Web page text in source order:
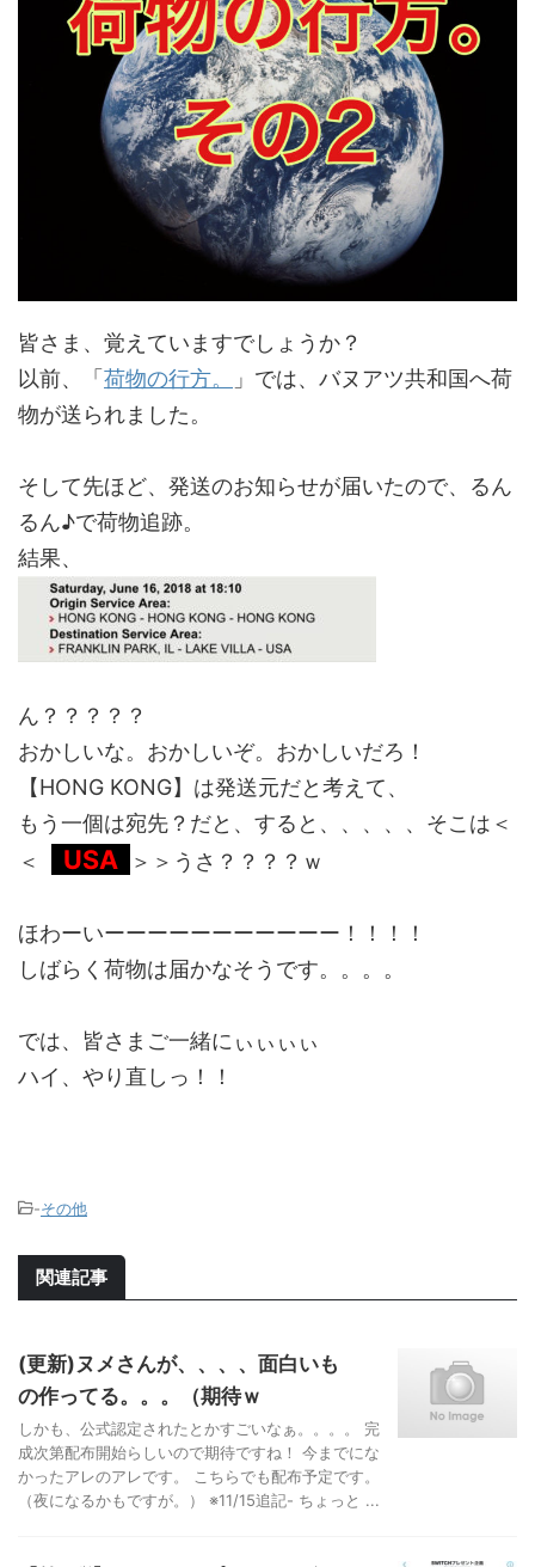
皆さま、覚えていますでしょうか？
以前、「 荷物の行方。
」では、バヌアツ共和国へ荷
物が送られました。
そして先ほど、発送のお知らせが届いたので、るん
るん♪で荷物追跡。
結果、
ん？？？？？
おかしいな。おかしいぞ。おかしいだろ！
【HONG KONG】は発送元だと考えて、
もう一個は宛先？だと、すると、、、、、そこは＜
＜
USA ＞＞うさ？？？？ｗ
ほわーいーーーーーーーーーーー！！！！
しばらく荷物は届かなそうです。。。。
では、皆さまご一緒にぃぃぃぃ
ハイ、やり直しっ！！
-その他
関連記事
(更新)ヌメさんが、、、、面白いも
の作ってる。。。（期待ｗ
しかも、公式認定されたとかすごいなぁ。。。。 完
成次第配布開始らしいので期待ですね！ 今までにな
かったアレのアレです。 こちらでも配布予定です。
（夜になるかもですが。） ※11/15追記- ちょっと ...